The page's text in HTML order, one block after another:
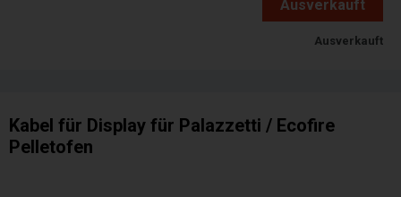
Ausverkauft
Ausverkauft
Kabel für Display für Palazzetti / Ecofire
Pelletofen